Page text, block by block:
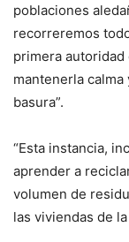
poblaciones
recorreremos
primera autoridad
mantenerla
basura”.
“Esta instancia,
aprender a
volumen de
las viviendas de